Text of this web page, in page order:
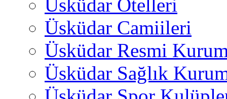
Üsküdar Otelleri
Üsküdar Camiileri
Üsküdar Resmi
Üsküdar Sağlık